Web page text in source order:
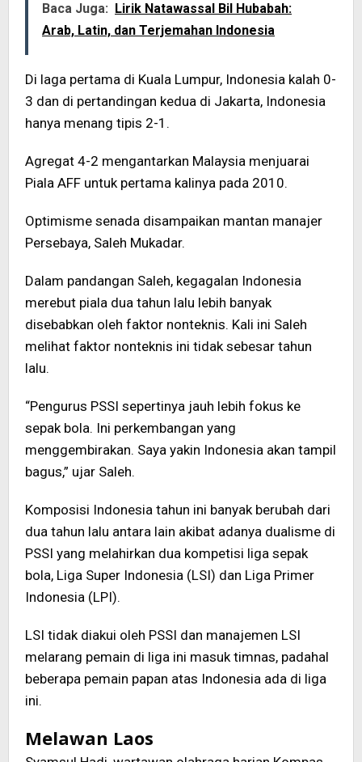
Baca Juga: Lirik Natawassal Bil Hubabah:
Arab, Latin, dan Terjemahan Indonesia
Di laga pertama di Kuala Lumpur, Indonesia kalah 0-
3 dan di pertandingan kedua di Jakarta, Indonesia
hanya menang tipis 2-1.
Agregat 4-2 mengantarkan Malaysia menjuarai
Piala AFF untuk pertama kalinya pada 2010.
Optimisme senada disampaikan mantan manajer
Persebaya, Saleh Mukadar.
Dalam pandangan Saleh, kegagalan Indonesia
merebut piala dua tahun lalu lebih banyak
disebabkan oleh faktor nonteknis. Kali ini Saleh
melihat faktor nonteknis ini tidak sebesar tahun
lalu.
“Pengurus PSSI sepertinya jauh lebih fokus ke
sepak bola. Ini perkembangan yang
menggembirakan. Saya yakin Indonesia akan tampil
bagus,” ujar Saleh.
Komposisi Indonesia tahun ini banyak berubah dari
dua tahun lalu antara lain akibat adanya dualisme di
PSSI yang melahirkan dua kompetisi liga sepak
bola, Liga Super Indonesia (LSI) dan Liga Primer
Indonesia (LPI).
LSI tidak diakui oleh PSSI dan manajemen LSI
melarang pemain di liga ini masuk timnas, padahal
beberapa pemain papan atas Indonesia ada di liga
ini.
Melawan Laos